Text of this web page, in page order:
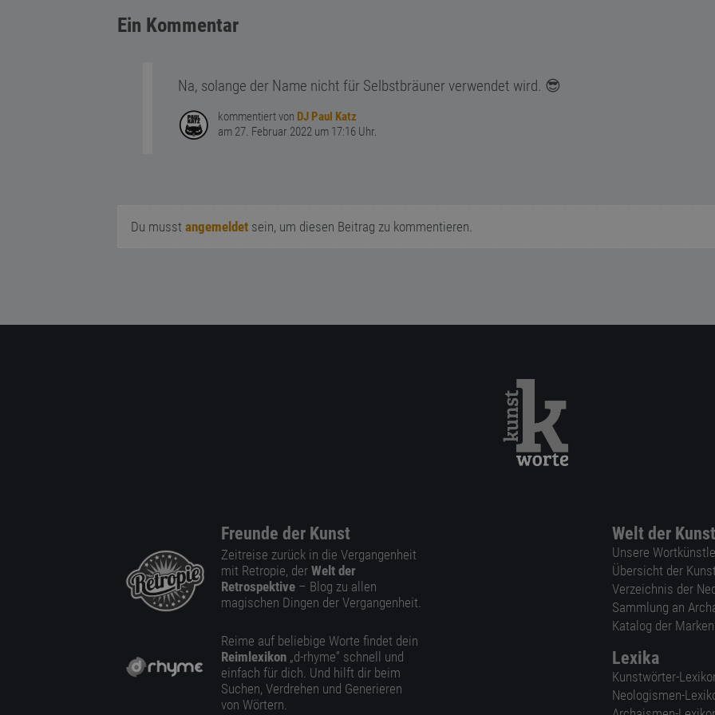
Ein Kommentar
Na, solange der Name nicht für Selbstbräuner verwendet wird. 😎
kommentiert von DJ Paul Katz
am 27. Februar 2022 um 17:16 Uhr.
Du musst angemeldet sein, um diesen Beitrag zu kommentieren.
Freunde der Kunst
Zeitreise zurück in die Vergangenheit
mit Retropie, der Welt der
Retrospektive – Blog zu allen
magischen Dingen der Vergangenheit.
Reime auf beliebige Worte findet dein
Reimlexikon „d-rhyme” schnell und
einfach für dich. Und hilft dir beim
Suchen, Verdrehen und Generieren
von Wörtern.
Welt der
Unsere
Übersicht der
Verzeichnis der
Sammlung an
Katalog der
Lexika
Kunstwörter-
Neologismen-